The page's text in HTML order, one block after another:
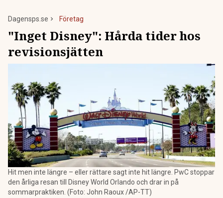
Dagensps.se Företag
"Inget Disney": Hårda tider hos
revisionsjätten
Hit men inte längre – eller rättare sagt inte hit längre. PwC stoppar
den årliga resan till Disney World Orlando och drar in på
sommarpraktiken. (Foto: John Raoux /AP-TT)